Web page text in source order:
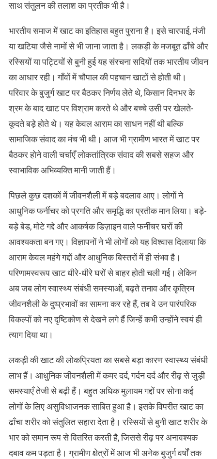
साथ संतुलन की तलाश का प्रतीक भी है।
भारतीय समाज में खाट का इतिहास बहुत पुराना है। इसे चारपाई, मंजी
या खटिया जैसे नामों से भी जाना जाता है। लकड़ी के मजबूत ढाँचे और
रस्सियों या पट्टियों से बुनी हुई यह संरचना सदियों तक भारतीय जीवन
का आधार रही। गाँवों में चौपाल की पहचान खाटों से होती थी।
परिवार के बुजुर्ग खाट पर बैठकर निर्णय लेते थे, किसान दिनभर के
श्रम के बाद खाट पर विश्राम करते थे और बच्चे उसी पर खेलते-
कूदते बड़े होते थे। यह केवल आराम का साधन नहीं थी बल्कि
सामाजिक संवाद का मंच भी थी। आज भी ग्रामीण भारत में खाट पर
बैठकर होने वाली चर्चाएँ लोकतांत्रिक संवाद की सबसे सहज और
स्वाभाविक अभिव्यक्ति मानी जाती हैं।
पिछले कुछ दशकों में जीवनशैली में बड़े बदलाव आए। लोगों ने
आधुनिक फर्नीचर को प्रगति और समृद्धि का प्रतीक मान लिया। बड़े-
बड़े बेड, मोटे गद्दे और आकर्षक डिज़ाइन वाले फर्नीचर घरों की
आवश्यकता बन गए। विज्ञापनों ने भी लोगों को यह विश्वास दिलाया कि
आराम केवल महंगे गद्दों और आधुनिक बिस्तरों में ही संभव है।
परिणामस्वरूप खाट धीरे-धीरे घरों से बाहर होती चली गई। लेकिन
अब जब लोग स्वास्थ्य संबंधी समस्याओं, बढ़ते तनाव और कृत्रिम
जीवनशैली के दुष्प्रभावों का सामना कर रहे हैं, तब वे उन पारंपरिक
विकल्पों को नए दृष्टिकोण से देखने लगे हैं जिन्हें कभी उन्होंने स्वयं ही
त्याग दिया था।
लकड़ी की खाट की लोकप्रियता का सबसे बड़ा कारण स्वास्थ्य संबंधी
लाभ हैं। आधुनिक जीवनशैली में कमर दर्द, गर्दन दर्द और रीढ़ से जुड़ी
समस्याएँ तेजी से बढ़ी हैं। बहुत अधिक मुलायम गद्दों पर सोना कई
लोगों के लिए असुविधाजनक साबित हुआ है। इसके विपरीत खाट का
ढाँचा शरीर को संतुलित सहारा देता है। रस्सियों से बुनी खाट शरीर के
भार को समान रूप से वितरित करती है, जिससे रीढ़ पर अनावश्यक
दबाव कम पड़ता है। ग्रामीण क्षेत्रों में आज भी अनेक बुजुर्ग वर्षों तक